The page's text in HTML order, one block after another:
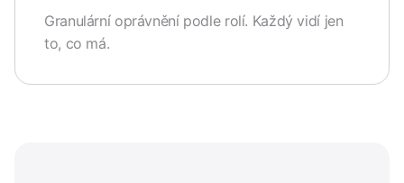
Granulární oprávnění podle rolí. Každý vidí jen
to, co má.